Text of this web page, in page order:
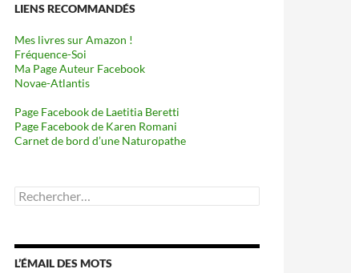
LIENS RECOMMANDÉS
Mes livres sur Amazon !
Fréquence-Soi
Ma Page Auteur Facebook
Novae-Atlantis
Page Facebook de Laetitia Beretti
Page Facebook de Karen Romani
Carnet de bord d’une Naturopathe
Rechercher :
L’ÉMAIL DES MOTS